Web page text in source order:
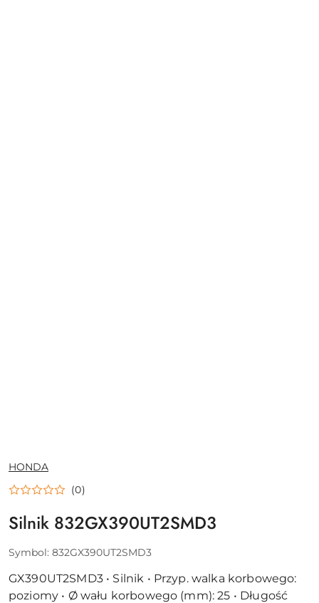
NAZWA
PRODUCENTA:
HONDA
(0)
Silnik 832GX390UT2SMD3
Symbol: 832GX390UT2SMD3
GX390UT2SMD3 • Silnik • Przyp. walka korbowego:
poziomy • Ø wału korbowego (mm): 25 • Długość